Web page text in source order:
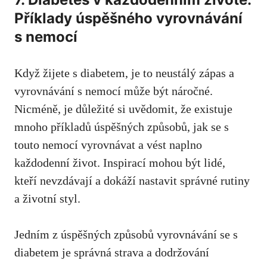
‍Příklady úspěšného ⁤vyrovnávání
s nemocí
Když žijete s diabetem, je to neustálý zápas a
vyrovnávání s nemocí může být náročné.
Nicméně,‌ je důležité si uvědomit, že ⁤existuje
mnoho příkladů úspěšných způsobů, jak⁢ se s ​
touto nemocí vyrovnávat a vést ⁤naplno
‍každodenní ​život. Inspirací mohou být lidé,
kteří ​nevzdávají a dokáží nastavit ‍správné rutiny
a ⁤životní styl.
Jedním‍ z úspěšných způsobů vyrovnávání se s
diabetem je správná strava a dodržování